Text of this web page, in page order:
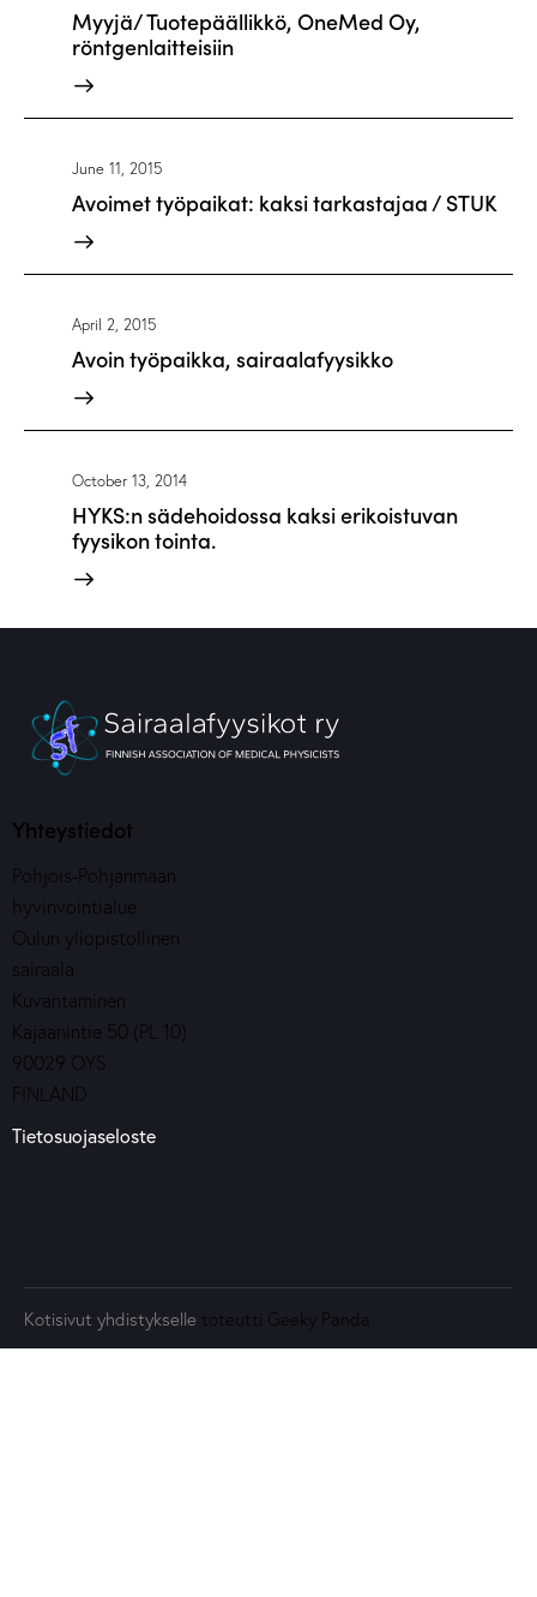
Myyjä/ Tuotepäällikkö, OneMed Oy,
röntgenlaitteisiin
June 11, 2015
Avoimet työpaikat: kaksi tarkastajaa / STUK
April 2, 2015
Avoin työpaikka, sairaalafyysikko
October 13, 2014
HYKS:n sädehoidossa kaksi erikoistuvan
fyysikon tointa.
Yhteystiedot
Pohjois-Pohjanmaan
hyvinvointialue
Oulun yliopistollinen
sairaala
Kuvantaminen
Kajaanintie 50 (PL 10)
90029 OYS
FINLAND
Tietosuojaseloste
Kotisivut yhdistykselle toteutti Geeky Panda